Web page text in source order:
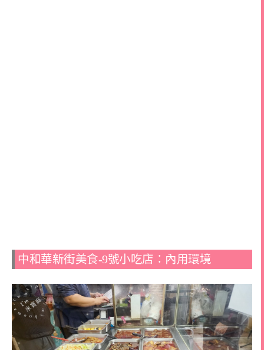
中和華新街美食-9號小吃店：內用環境